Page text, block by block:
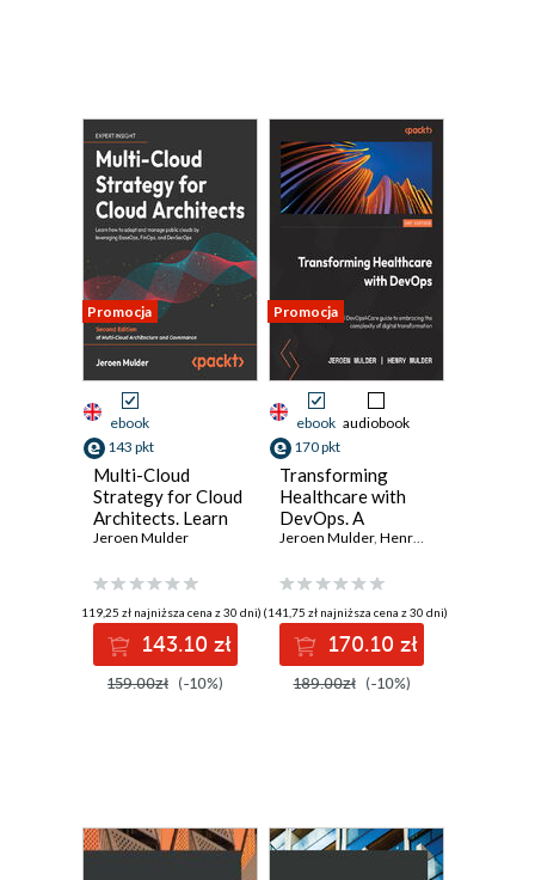
Promocja
ebook
143 pkt
Multi-Cloud
Strategy for Cloud
Architects. Learn
how to adopt and
clouds by
leveraging
BaseOps, FinOps,
and DevSecOps -
Second Edition
Jeroen Mulder
(119,25 zł najniższa cena z 30 dni)
143.10 zł
159.00zł (-10%)
Promocja
ebook audiobook
170 pkt
Transforming
Healthcare with
DevOps. A
practical
guide to
embracing the
complexity of
digital
transformation
Jeroen Mulder, Henry Mulder
(141,75 zł najniższa cena z 30 dni)
170.10 zł
189.00zł (-10%)